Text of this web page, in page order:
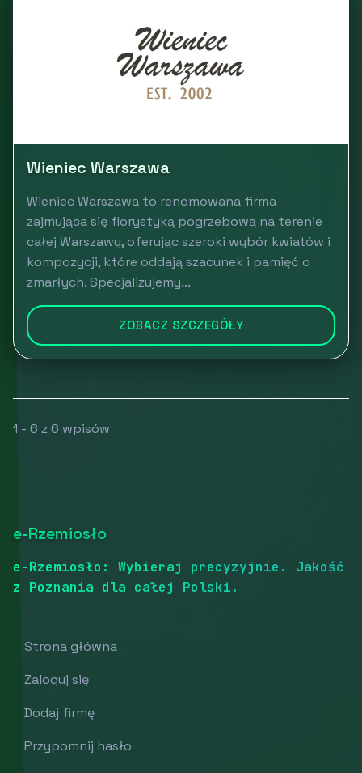
Wieniec Warszawa
Wieniec Warszawa to renomowana firma
zajmująca się florystyką pogrzebową na terenie
całej Warszawy, oferując szeroki wybór kwiatów i
kompozycji, które oddają szacunek i pamięć o
zmarłych. Specjalizujemy...
ZOBACZ SZCZEGÓŁY
1 - 6 z 6 wpisów
e-Rzemiosło
e-Rzemiosło: Wybieraj precyzyjnie. Jakość
z Poznania dla całej Polski.
Strona główna
Zaloguj się
Dodaj firmę
Przypomnij hasło